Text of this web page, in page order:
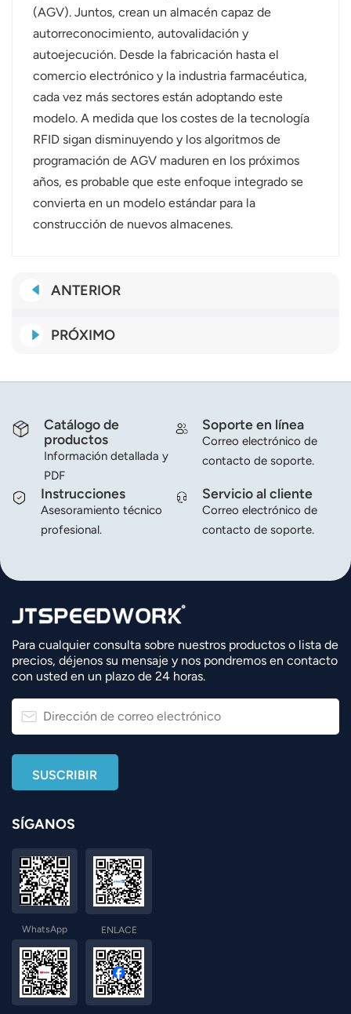
(AGV). Juntos, crean un almacén capaz de
autorreconocimiento, autovalidación y
autoejecución. Desde la fabricación hasta el
comercio electrónico y la industria farmacéutica,
cada vez más sectores están adoptando este
modelo. A medida que los costes de la tecnología
RFID sigan disminuyendo y los algoritmos de
programación de AGV maduren en los próximos
años, es probable que este enfoque integrado se
convierta en un modelo estándar para la
construcción de nuevos almacenes.
ANTERIOR
PRÓXIMO
Catálogo de
productos
Información detallada y
PDF
Soporte en línea
Correo electrónico de
contacto de soporte.
Instrucciones
Asesoramiento técnico
profesional.
Servicio al cliente
Correo electrónico de
contacto de soporte.
Para cualquier consulta sobre nuestros productos o lista de
precios, déjenos su mensaje y nos pondremos en contacto
con usted en un plazo de 24 horas.
SÍGANOS
WhatsApp ENLACE